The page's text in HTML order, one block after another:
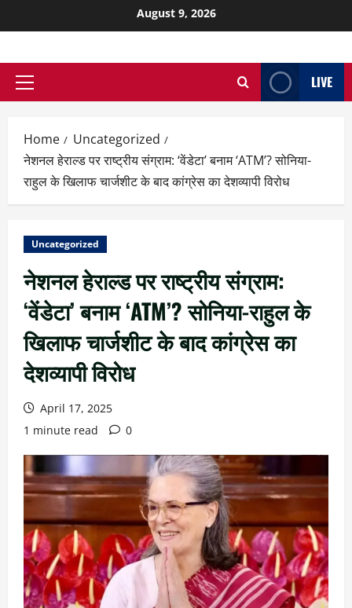
August 9, 2026
LIVE
Home
Uncategorized
नेशनल हेराल्ड पर राष्ट्रीय संग्राम: ‘वेंडेटा’ बनाम ‘ATM’? सोनिया-
राहुल के खिलाफ चार्जशीट के बाद कांग्रेस का देशव्यापी विरोध
Uncategorized
नेशनल हेराल्ड पर राष्ट्रीय संग्राम:
‘वेंडेटा’ बनाम ‘ATM’? सोनिया-राहुल के
खिलाफ चार्जशीट के बाद कांग्रेस का
देशव्यापी विरोध
April 17, 2025
1 minute read
0